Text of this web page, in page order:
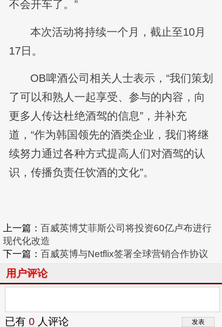
不会开车了。”
本次活动将持续一个月，截止至10月
17日。
OB啤酒公司相关人士表示，“我们策划
了可以和熟人一起享受、参与的内容，向
更多人传达杜绝酒驾的信息”，并补充
道，“作为韩国领先的酒类企业，我们将继
续努力通过各种方式提高人们对酒驾的认
识，传播负责任饮酒的文化”。
上一篇： 百威英博艾菲斯公司将投资60亿卢布进行
现代化改造
下一篇： 百威英博与Netflix签署全球营销合作协议
用户评论
已有 0 人评论